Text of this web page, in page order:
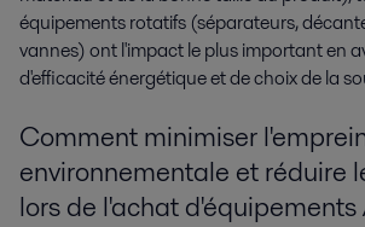
équipements rotatifs (séparateurs,
vannes) ont l'impact le plus important en
d'efficacité énergétique et de choix de la
Comment minimiser
environnementale et réduire
lors de l'achat